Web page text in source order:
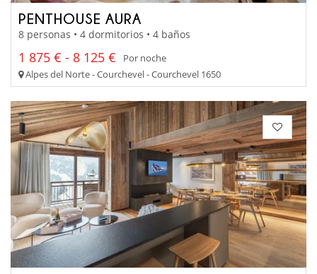
PENTHOUSE AURA
8 personas • 4 dormitorios • 4 baños
1 875 € - 8 125 €
Por noche
Alpes del Norte - Courchevel - Courchevel 1650